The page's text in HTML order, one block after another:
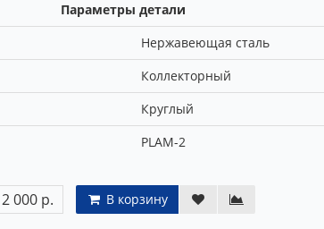
Параметры детали
Нержавеющая сталь
Коллекторный
Круглый
PLAM-2
2 000 р. В корзину